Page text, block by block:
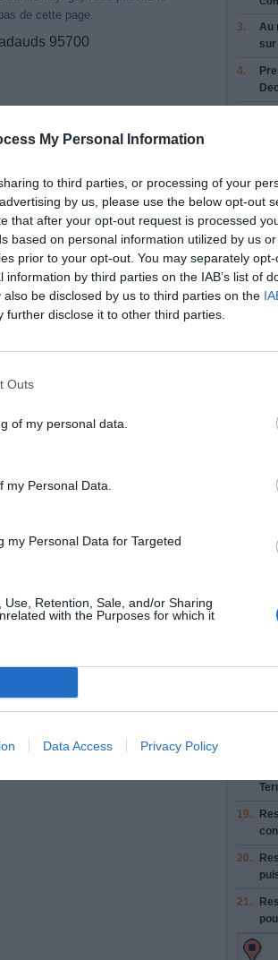
My Personal Information
to third parties, or processing of your
by us, please use the below opt-out
that after your opt-out request is processed
based on personal information utilized by us
prior to your opt-out. You may separately
by third parties on the IAB’s list of
be disclosed by us to third parties on the
further disclose it to other third parties.
Outs
of my personal data.
Personal Data.
my Personal Data for Targeted
Retention, Sale, and/or Sharing
with the Purposes for which it
Data Access Privacy Policy
de cette page.
95700
3. Au
sur
4.
7.
air/
8.
9. À
16.
19.
20.
21.